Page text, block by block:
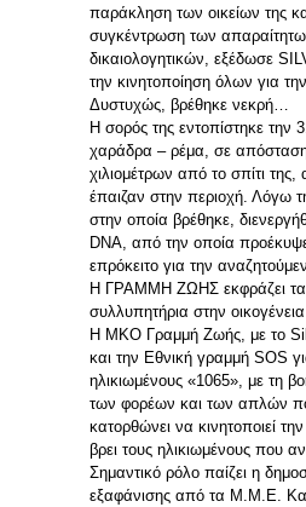
παράκληση των οικείων της
συγκέντρωση των
δικαιολογητικών, εξέδωσε
την κινητοποίηση όλων για
Δυστυχώς, βρέθηκε νεκρή…
Η σορός της εντοπίστηκε την
χαράδρα – ρέμα, σε
χιλιομέτρων από το σπίτι
έπαιζαν στην περιοχή. Λόγω
στην οποία βρέθηκε,
DNA, από την οποία
επρόκειτο για την
Η ΓΡΑΜΜΗ ΖΩΗΣ εκφράζει τα
συλλυπητήρια στην
Η ΜΚΟ Γραμμή Ζωής, με το
και την Εθνική γραμμή SOS
ηλικιωμένους «1065», με τη
των φορέων και των απλών
κατορθώνει να κινητοποιεί
βρει τους ηλικιωμένους που
Σημαντικό ρόλο παίζει η
εξαφάνισης από τα Μ.Μ.Ε. Και